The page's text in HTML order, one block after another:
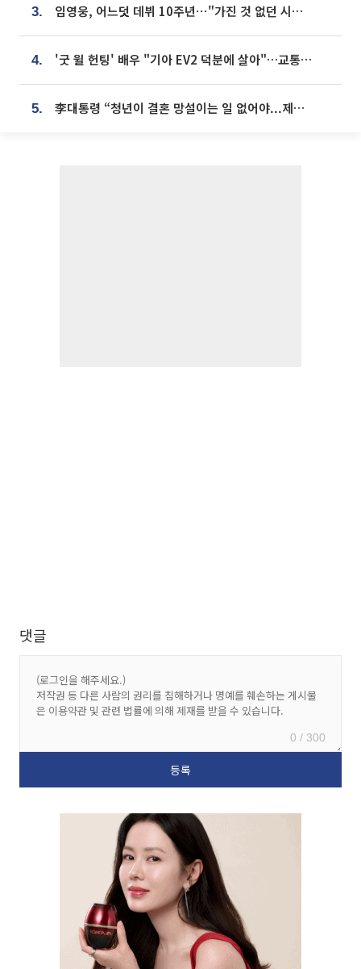
3. 임영웅, 어느덧 데뷔 10주년⋯"가진 것 없던 시절, 내 앞엔 20명의 팬뿐"
4. '굿 윌 헌팅' 배우 "기아 EV2 덕분에 살아"…교통사고 후 안전성 극찬
5. 李대통령 “청년이 결혼 망설이는 일 없어야...제도상 불이익 조사”
댓글
0 / 300